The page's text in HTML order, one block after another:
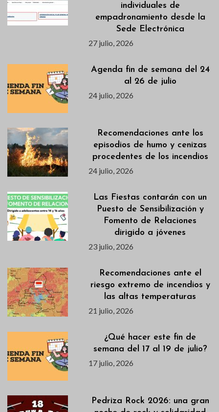
individuales de
empadronamiento desde la
Sede Electrónica
27 julio, 2026
Agenda fin de semana del 24
al 26 de julio
24 julio, 2026
Recomendaciones ante los
episodios de humo y cenizas
procedentes de los incendios
24 julio, 2026
Las Fiestas contarán con un
Puesto de Sensibilización y
Fomento de Relaciones
dirigido a jóvenes
23 julio, 2026
Recomendaciones ante el
riesgo extremo de incendios y
las altas temperaturas
21 julio, 2026
¿Qué hacer este fin de
semana del 17 al 19 de julio?
17 julio, 2026
Pedriza Rock 2026: una gran